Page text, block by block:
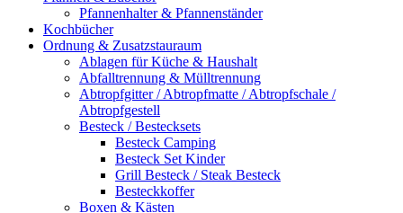
Pfannenhalter & Pfannenständer
Kochbücher
Ordnung & Zusatzstauraum
Ablagen für Küche & Haushalt
Abfalltrennung & Mülltrennung
Abtropfgitter / Abtropfmatte / Abtropfschale /
Abtropfgestell
Besteck / Bestecksets
Besteck Camping
Besteck Set Kinder
Grill Besteck / Steak Besteck
Besteckkoffer
Boxen & Kästen